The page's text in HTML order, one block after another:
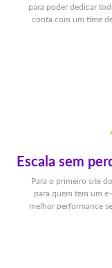
para poder dedicar
conta com um time
Escala sem
Para o primeiro site
para quem tem um
melhor performance